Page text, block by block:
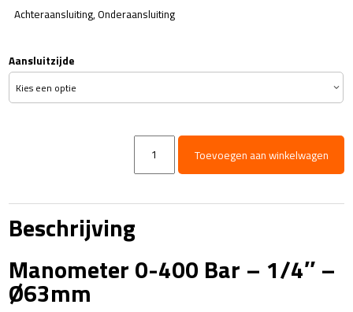
Achteraansluiting, Onderaansluiting
Aansluitzijde
Manometer
400
Toevoegen aan winkelwagen
Beschrijving
Manometer 0-400 Bar – 1/4″ –
Ø63mm